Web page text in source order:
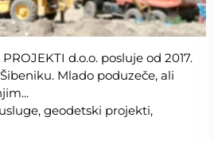
d.o.o. posluje od 2017.
Mlado poduzeče, ali
geodetski projekti,